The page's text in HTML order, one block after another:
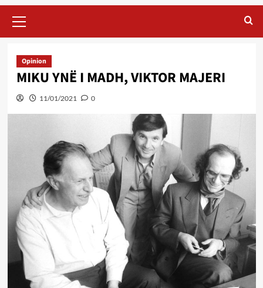
Menu
Opinion
MIKU YNË I MADH, VIKTOR MAJERI
11/01/2021 0